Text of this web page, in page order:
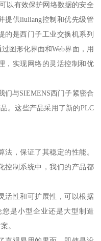
以有效保护网络数据的安全
提供liuliang控制和优先级管
的是西门子工业交换机系列
图形化界面和Web界面，用
，实现网络的灵活控制和优
SIEMENS西门子紧密合
。这些产品采用了新的PLC
，保证了其稳定的性能。
控制系统中，我们的产品都
活性和可扩展性，可以根据
是小型企业还是大型制造
。